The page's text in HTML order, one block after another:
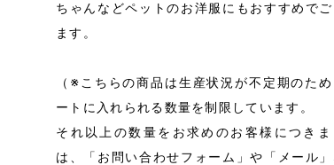
ちゃんなどペットのお洋服にもおすすめで
ます。
（※こちらの商品は生産状況が不定期のた
ートに入れられる数量を制限しています。
それ以上の数量をお求めのお客様につき
は、「お問い合わせフォーム」や「メール